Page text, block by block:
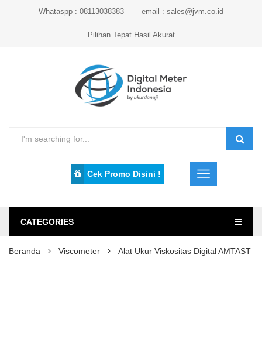
Whataspp : 08113038383 email : sales@jvm.co.id
Pilihan Tepat Hasil Akurat
Cek Promo Disini !
CATEGORIES
Beranda Viscometer Alat Ukur Viskositas Digital AMTAST